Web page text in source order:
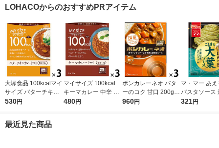
LOHACOからのおすすめPRアイテム
大塚食品 100kcalマイ
サイズ バターチキン
カレー 120g 3個 カロ
530円
マイサイズ 100kcal
キーマカレー 中辛 1
人前・100g 1セット
480円
ボンカレーネオ バタ
ーのコク 甘口 200g 1
セット（1個×3）大塚
960円
マ・マー あ
パスタソース
ま香る大葉ソ
321円
最近見た商品